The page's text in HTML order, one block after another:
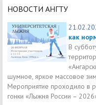
НОВОСТИ АНГТУ
как
В
шумное, яркое массовое
Мероприятие проходило в
гонки «Лыжня России –